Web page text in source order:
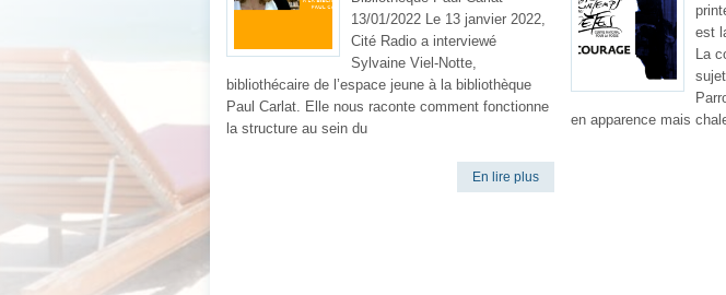
13/01/2022 Le 13 janvier 2022,
Cité Radio a interviewé
Sylvaine Viel-Notte,
bibliothécaire de l’espace jeune à la bibliothèque
Paul Carlat. Elle nous raconte comment fonctionne
la structure au sein du
En lire plus
est
La
en apparence mais